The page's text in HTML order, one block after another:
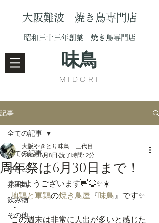
大阪難波 焼き鳥専門店
昭和三十三年創業 焼き鳥専門店
味鳥
MIDORI
記事
全ての記事
やきとり
雰囲気
飲み物
その他
全ての記事
周年祭は6月30日まで！
大阪やきとり味鳥 三代目
2020年6月8日 読了時間: 2分
おはようございます👋😆✨☀️
地鶏と軍鶏の焼き鳥屋 『味鳥』です✨
・
この週末は非常に人出が多いと感じた